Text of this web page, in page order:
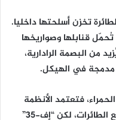
تخزن أسلحتها داخليا.
قنابلها وصواريخها
من البصمة الرادارية،
فتعتمد الأنظمة
الحرارية على حرارة العادم لتحديد موقع الطائرات، لكن “إف-35”